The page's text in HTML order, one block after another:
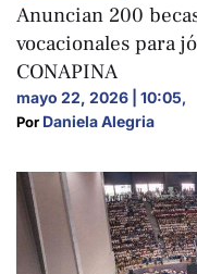
Anuncian 200
vocacionales para
CONAPINA
mayo 22, 2026 | 10:05,
Por Daniela Alegria